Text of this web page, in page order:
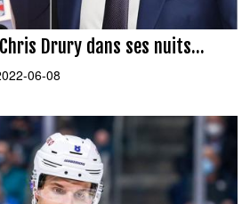
Drury dans ses nuits...
06-08